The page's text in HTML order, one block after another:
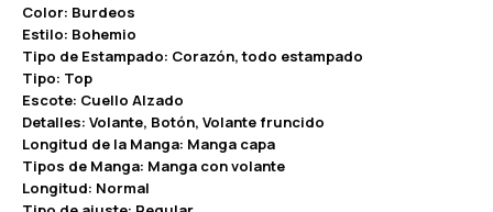
Color: Burdeos
Estilo: Bohemio
Tipo de Estampado: Corazón, todo estampado
Tipo: Top
Escote: Cuello Alzado
Detalles: Volante, Botón, Volante fruncido
Longitud de la Manga: Manga capa
Tipos de Manga: Manga con volante
Longitud: Normal